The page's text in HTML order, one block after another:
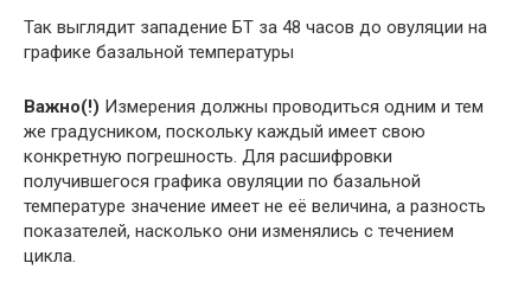
Так выглядит западение БТ за 48 часов до овуляции на
графике базальной температуры
Важно(!) Измерения должны проводиться одним и тем
же градусником, поскольку каждый имеет свою
конкретную погрешность. Для расшифровки
получившегося графика овуляции по базальной
температуре значение имеет не её величина, а разность
показателей, насколько они изменялись с течением
цикла.